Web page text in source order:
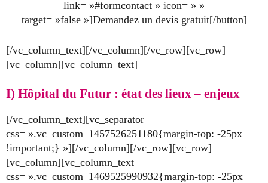
link= »#formcontact » icon= » »
target= »false »]Demandez un devis gratuit[/button]
[/vc_column_text][/vc_column][/vc_row][vc_row]
[vc_column][vc_column_text]
I) Hôpital du Futur : état des lieux – enjeux
[/vc_column_text][vc_separator
css= ».vc_custom_1457526251180{margin-top: -25px
!important;} »][/vc_column][/vc_row][vc_row]
[vc_column][vc_column_text
css= ».vc_custom_1469525990932{margin-top: -25px